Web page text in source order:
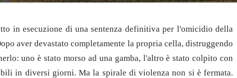
in esecuzione di una sentenza definitiva per l'omicidio della
aver devastato completamente la propria cella, distruggendo
uno è stato morso ad una gamba, l'altro è stato colpito con
in diversi giorni. Ma la spirale di violenza non si è fermata.